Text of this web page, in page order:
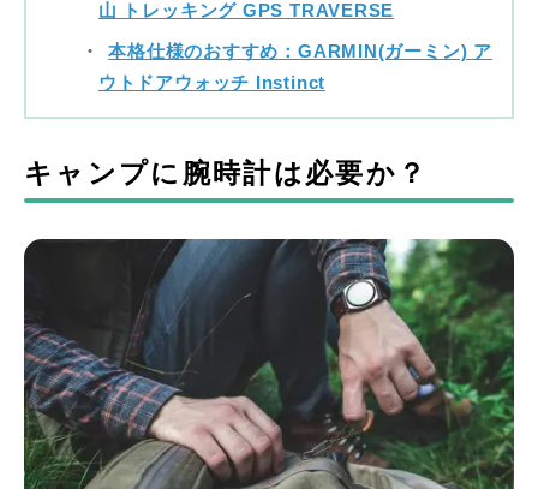
山 トレッキング GPS TRAVERSE
本格仕様のおすすめ：GARMIN(ガーミン) ア
ウトドアウォッチ Instinct
キャンプに腕時計は必要か？